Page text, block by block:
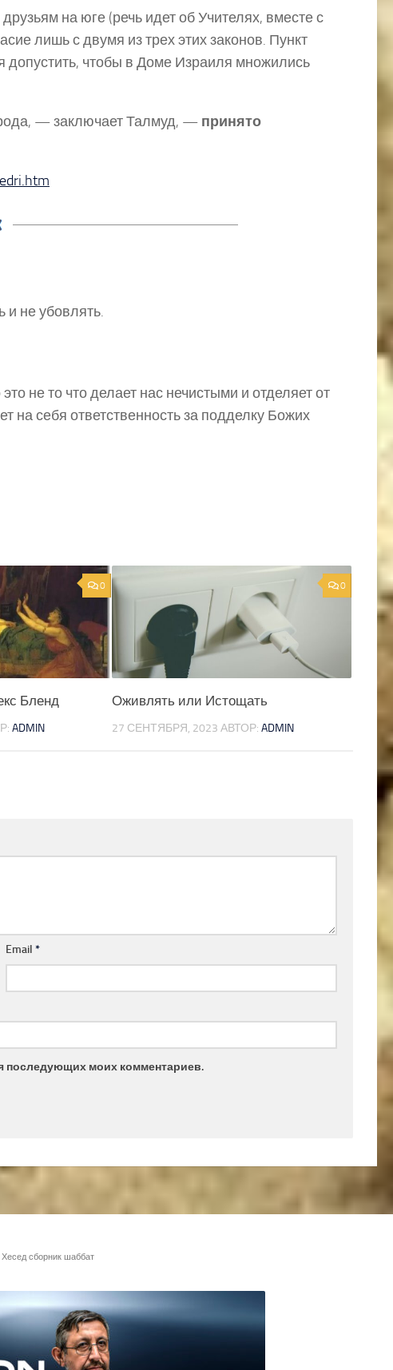
на юге (речь идет об Учителях, вместе с
лишь с двумя из трех этих законов. Пункт
допустить, чтобы в Доме Израиля множились
— заключает Талмуд, — принято
не убовлять.
не то что делает нас нечистыми и отделяет от
на себя ответственность за подделку Божих
0
Бленд
ADMIN
0
Оживлять или Истощать
27 СЕНТЯБРЯ, 2023 АВТОР:ADMIN
Email*
последующих моих комментариев.
Хесед сборник шаббат